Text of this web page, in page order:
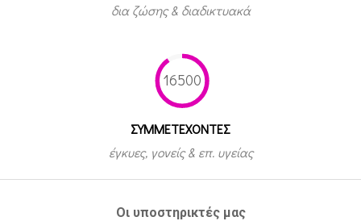
δια ζώσης & διαδικτυακά
16500
ΣΥΜΜΕΤEΧΟΝΤΕΣ
έγκυες, γονείς & επ. υγείας
Οι υποστηρικτές μας